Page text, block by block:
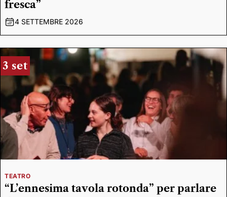
fresca”
4 SETTEMBRE 2026
3 set
TEATRO
“L’ennesima tavola rotonda” per parlare